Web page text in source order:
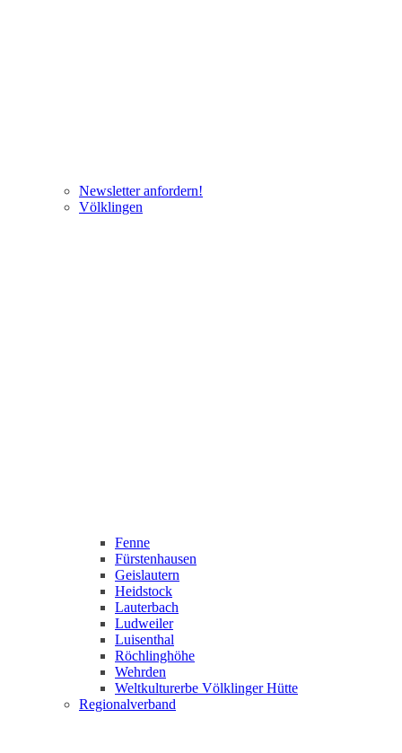
Newsletter anfordern!
Völklingen
Fenne
Fürstenhausen
Geislautern
Heidstock
Lauterbach
Ludweiler
Luisenthal
Röchlinghöhe
Wehrden
Weltkulturerbe Völklinger Hütte
Regionalverband